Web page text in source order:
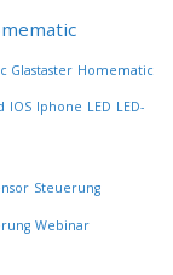
Glastaster Homematic
IOS Iphone LED LED-
Steuerung
Webinar